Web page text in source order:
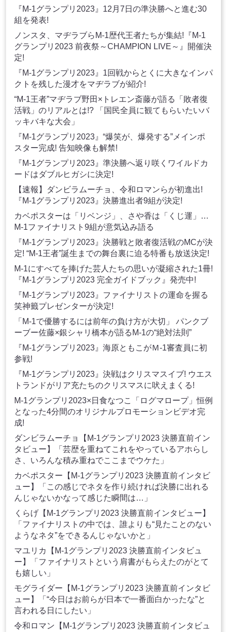
『M-1グランプリ2023』12月7日の準決勝へと進む30
組を発表!
ノンスタ、マヂラブらM-1歴代王者たちが集結!『M-1
グランプリ2023 前夜祭～CHAMPION LIVE～』開催決
定!
『M-1グランプリ2023』1回戦からとくに大きなインパ
クトを残した漫才をマヂラブが紹介!
“M-1王者”マヂラブ野田×トレエン斎藤が語る「敗者復
活戦」のリアルとは!? 「国民全員に観てもらいたいバ
ッキバキな大会」
『M-1グランプリ2023』“爆笑が、爆発する”メインポ
スター完成! 告知映像も解禁!
『M-1グランプリ2023』準決勝へ返り咲くワイルドカ
ードはダブルヒガシに決定!
【速報】ダンビラムーチョ、令和ロマンらが初進出!
『M-1グランプリ2023』決勝進出者9組が決定!
カベポスターは「リベンジ」、さや香は「くじ運」…
M-1ファイナリスト9組が意気込み語る
『M-1グランプリ2023』決勝戦と敗者復活戦のMCが決
定! “M-1王者”誕生までの舞台裏に迫る特番も放送決定!
M-1にすべてを捧げた芸人たちの思いが凝縮された1冊!
『M-1グランプリ2023 完全ガイドブック』発売中!
『M-1グランプリ2023』ファイナリストの運命を握る
笑神籤プレゼンターが決定!
「M-1で優勝するには前年の負け方が大切」 パンクブ
ーブー佐藤×銀シャリ橋本が語るM-1の“絶対法則”
『M-1グランプリ2023』海原ともこがＭ-1審査員に初
参戦!
『M-1グランプリ2023』決戦はクリスマスイブ! ウエス
トランドがリア充たちのクリスマスに吠えまくる!
M-1グランプリ2023×日食なつこ「ログマロープ」恒例
となった4分間のオリジナルプロモーションビデオ完
成!
ダンビラムーチョ【M-1グランプリ2023 決勝直前イン
タビュー】「芸歴を重ねてこれをやっているアホらし
さ、いろんな積み重ねでここまでウケた」
カベポスター【M-1グランプリ2023 決勝直前インタビ
ュー】「この感じでネタを作り続ければ決勝に出れる
んじゃないかなって感じた瞬間は…」
くらげ【M-1グランプリ2023 決勝直前インタビュー】
「ファイナリストの中では、誰よりも“見たことのない
ようなネタ”をできるんじゃないかと」
マユリカ【M-1グランプリ2023 決勝直前インタビュ
ー】「ファイナリストという肩書がもらえたのがとて
も嬉しい」
モグライダー【M-1グランプリ2023 決勝直前インタビ
ュー】「“今日はお前らが日本で一番面白かったな”と
言われる日にしたい」
令和ロマン【M-1グランプリ2023 決勝直前インタビュ